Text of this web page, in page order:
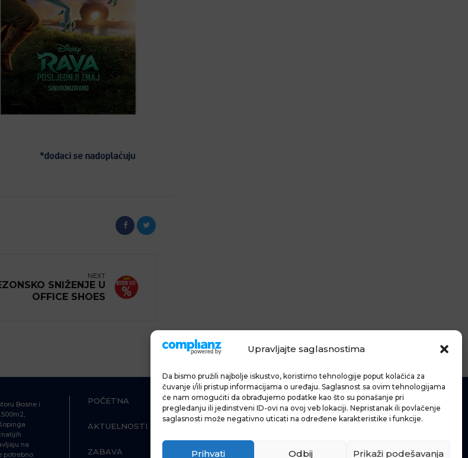
Upravljajte saglasnostima
Da bismo pružili najbolje iskustvo, koristimo tehnologije poput kolačića za
čuvanje i/ili pristup informacijama o uređaju. Saglasnost sa ovim tehnologijama
će nam omogućiti da obrađujemo podatke kao što su ponašanje pri
pregledanju ili jedinstveni ID-ovi na ovoj veb lokaciji. Nepristanak ili povlačenje
saglasnosti može negativno uticati na određene karakteristike i funkcije.
Prihvati Odbij Prikaži podešavanja
NEXT
SNIŽENJE U
OFFICE SHOES
Bosne i
na
potrebno
POČETNA ŠOPING
AKTUELNOSTI HRANA I PIĆE
ZABAVA INFORMACIJE